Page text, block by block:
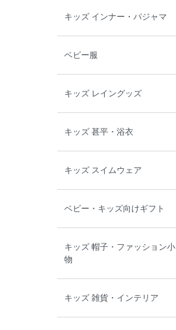
キッズ インナー・パジャマ
ベビー服
キッズ レイングッズ
キッズ 甚平・浴衣
キッズ スイムウェア
ベビー・キッズ向けギフト
キッズ 帽子・ファッション小
物
キッズ 雑貨・インテリア